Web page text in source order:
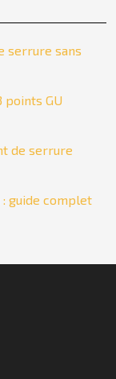
serrure sans
points GU
de serrure
guide complet